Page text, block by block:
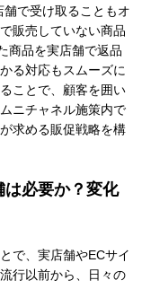
で受け取ることもオ
販売していない商品
商品を実店舗で返品
る対応もスムーズに
ことで、顧客を囲い
ニチャネル施策内で
求める販促戦略を構
は必要か？変化
で、実店舗やECサイ
行以前から、日々の